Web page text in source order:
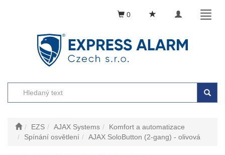
Toggle
0
EZS AJAX Systems
Komfort a automatizace
Spínání osvětlení
AJAX SoloButton (2-gang) - olivová